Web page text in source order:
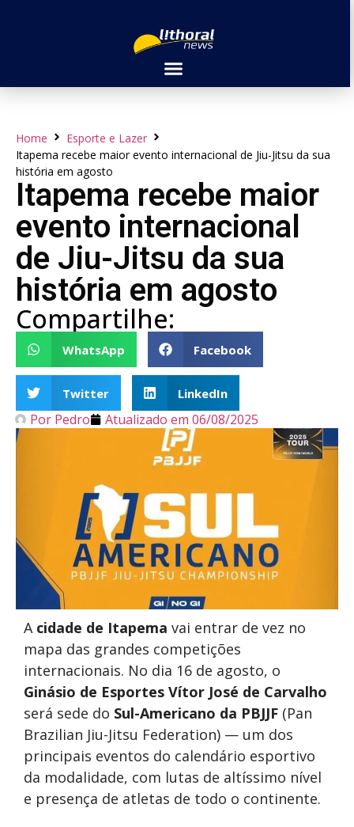
Home
Esporte e Lazer
Itapema recebe maior evento internacional de Jiu-Jitsu da sua
história em agosto
Itapema recebe maior
evento internacional
de Jiu-Jitsu da sua
história em agosto
Compartilhe:
WhatsApp Facebook
Twitter LinkedIn
Por Pedro Atualizado em 06/08/2025
A cidade de Itapema vai entrar de vez no
mapa das grandes competições
internacionais. No dia 16 de agosto, o
Ginásio de Esportes Vítor José de Carvalho
será sede do Sul-Americano da PBJJF (Pan
Brazilian Jiu-Jitsu Federation) — um dos
principais eventos do calendário esportivo
da modalidade, com lutas de altíssimo nível
e presença de atletas de todo o continente.